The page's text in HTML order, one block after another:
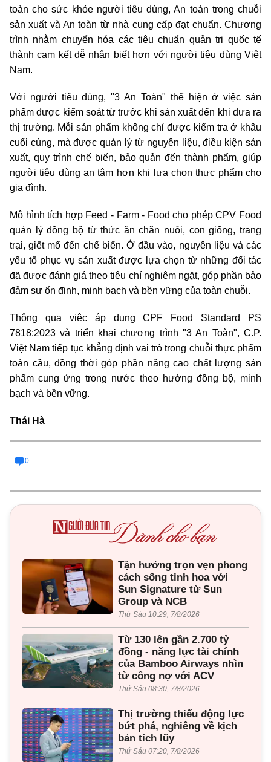
toàn cho sức khỏe người tiêu dùng, An toàn trong chuỗi
sản xuất và An toàn từ nhà cung cấp đạt chuẩn. Chương
trình nhằm chuyển hóa các tiêu chuẩn quản trị quốc tế
thành cam kết dễ nhận biết hơn với người tiêu dùng Việt
Nam.
Với người tiêu dùng, "3 An Toàn" thể hiện ở việc sản
phẩm được kiểm soát từ trước khi sản xuất đến khi đưa ra
thị trường. Mỗi sản phẩm không chỉ được kiểm tra ở khâu
cuối cùng, mà được quản lý từ nguyên liệu, điều kiện sản
xuất, quy trình chế biến, bảo quản đến thành phẩm, giúp
người tiêu dùng an tâm hơn khi lựa chọn thực phẩm cho
gia đình.
Mô hình tích hợp Feed - Farm - Food cho phép CPV Food
quản lý đồng bộ từ thức ăn chăn nuôi, con giống, trang
trại, giết mổ đến chế biến. Ở đầu vào, nguyên liệu và các
yếu tố phục vụ sản xuất được lựa chọn từ những đối tác
đã được đánh giá theo tiêu chí nghiêm ngặt, góp phần bảo
đảm sự ổn định, minh bạch và bền vững của toàn chuỗi.
Thông qua việc áp dụng CPF Food Standard PS
7818:2023 và triển khai chương trình "3 An Toàn", C.P.
Việt Nam tiếp tục khẳng định vai trò trong chuỗi thực phẩm
toàn cầu, đồng thời góp phần nâng cao chất lượng sản
phẩm cung ứng trong nước theo hướng đồng bộ, minh
bạch và bền vững.
Thái Hà
0
Tận hưởng trọn vẹn phong
cách sống tinh hoa với
Sun Signature từ Sun
Group và NCB
Thứ Sáu 10:29, 7/8/2026
Từ 130 lên gần 2.700 tỷ
đồng - năng lực tài chính
của Bamboo Airways nhìn
từ công nợ với ACV
Thứ Sáu 08:30, 7/8/2026
Thị trường thiếu động lực
bứt phá, nghiêng về kịch
bản tích lũy
Thứ Sáu 07:20, 7/8/2026